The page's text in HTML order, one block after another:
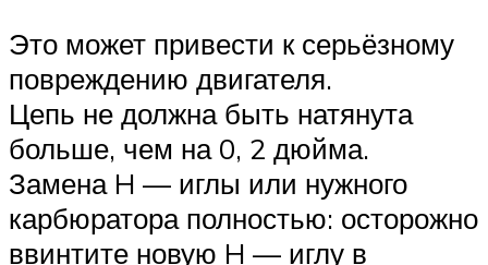
Это может привести к серьёзному
повреждению двигателя.
Цепь не должна быть натянута
больше, чем на 0, 2 дюйма.
Замена H — иглы или нужного
карбюратора полностью: осторожно
ввинтите новую H — иглу в